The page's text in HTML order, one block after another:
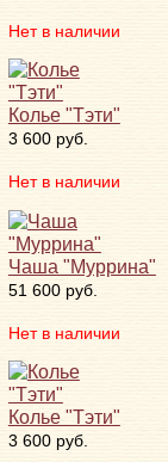
Нет в наличии
Колье "Тэти"
3 600 руб.
Нет в наличии
Чаша "Муррина"
51 600 руб.
Нет в наличии
Колье "Тэти"
3 600 руб.